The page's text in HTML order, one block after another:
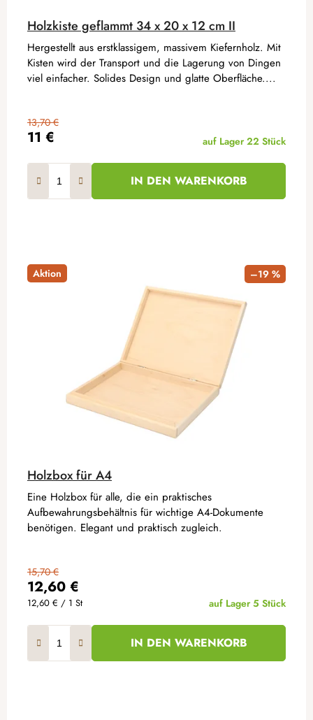
Holzkiste geflammt 34 x 20 x 12 cm II
11 €
13,70 €
auf Lager 22 Stück
IN DEN WARENKORB
Hergestellt aus erstklassigem, massivem Kiefernholz. Mit
Kisten wird der Transport und die Lagerung von Dingen
viel einfacher. Solides Design und glatte Oberfläche....
Aktion –19 %
Holzbox für A4
12,60 €
15,70 €
Verkaufspreis:
12,60 € / 1 St auf Lager 5 Stück
IN DEN WARENKORB
Eine Holzbox für alle, die ein praktisches
Aufbewahrungsbehältnis für wichtige A4-Dokumente
benötigen. Elegant und praktisch zugleich.